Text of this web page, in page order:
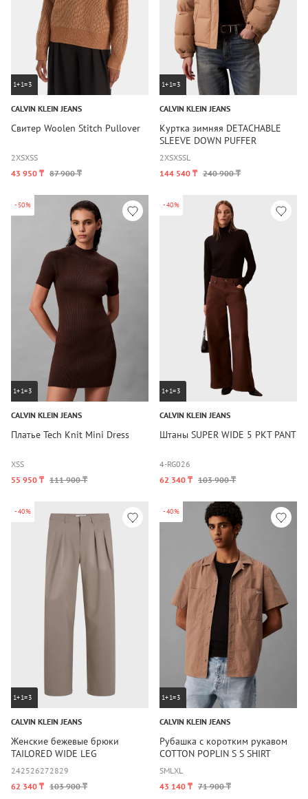
1+1=3
CALVIN KLEIN JEANS
Свитер Woolen Stitch Pullover
2XSXSS
43 950 ₸ 87 900 ₸
1+1=3
CALVIN KLEIN JEANS
Куртка зимняя DETACHABLE
SLEEVE DOWN PUFFER
2XSXSSL
144 540 ₸ 240 900 ₸
-50%
1+1=3
CALVIN KLEIN JEANS
Платье Tech Knit Mini Dress
XSS
55 950 ₸ 111 900 ₸
-40%
1+1=3
CALVIN KLEIN JEANS
Штаны SUPER WIDE 5 PKT PANT
4-RG026
62 340 ₸ 103 900 ₸
-40%
1+1=3
CALVIN KLEIN JEANS
Женские бежевые брюки
TAILORED WIDE LEG
242526272829
62 340 ₸ 103 900 ₸
-40%
1+1=3
CALVIN KLEIN JEANS
Рубашка с коротким рукавом
COTTON POPLIN S S SHIRT
SMLXL
43 140 ₸ 71 900 ₸